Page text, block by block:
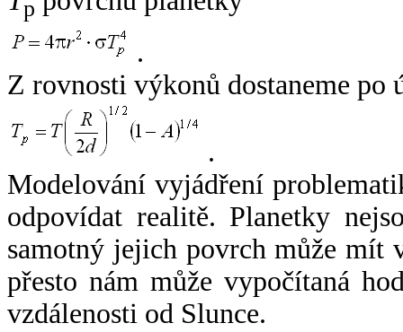
p
.
Z rovnosti výkonů dostaneme po
.
Modelování vyjádření
odpovídat realitě. Planetky
samotný jejich povrch může mít
přesto nám může vypočítaná
vzdálenosti od Slunce.